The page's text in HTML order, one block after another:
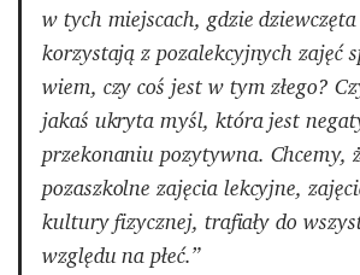
w tych miejscach, gdzie
korzystają z pozalekcyjnych zajęć
wiem, czy coś jest w tym złego?
jakaś ukryta myśl, która jest
przekonaniu pozytywna. Chcemy,
pozaszkolne zajęcia lekcyjne,
kultury fizycznej, trafiały do
względu na płeć.”